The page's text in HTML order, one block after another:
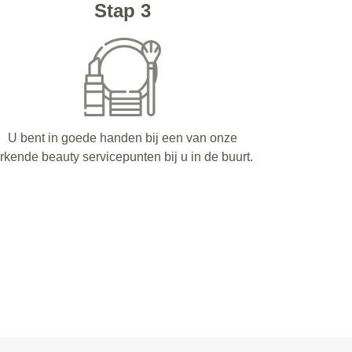
Stap 3
U bent in goede handen bij een van onze
beauty servicepunten bij u in de buurt.